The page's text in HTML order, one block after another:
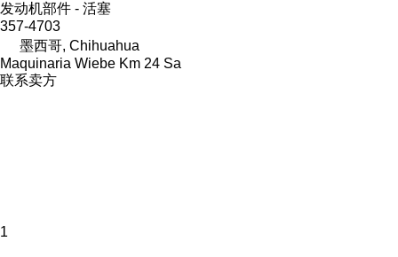
发动机部件 - 活塞
357-4703
墨西哥, Chihuahua
Maquinaria Wiebe Km 24 Sa
联系卖方
1